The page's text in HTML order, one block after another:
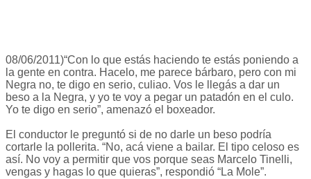
08/06/2011)“Con lo que estás haciendo te estás poniendo a
la gente en contra. Hacelo, me parece bárbaro, pero con mi
Negra no, te digo en serio, culiao. Vos le llegás a dar un
beso a la Negra, y yo te voy a pegar un patadón en el culo.
Yo te digo en serio”, amenazó el boxeador.
El conductor le preguntó si de no darle un beso podría
cortarle la pollerita. “No, acá viene a bailar. El tipo celoso es
así. No voy a permitir que vos porque seas Marcelo Tinelli,
vengas y hagas lo que quieras”, respondió “La Mole”.